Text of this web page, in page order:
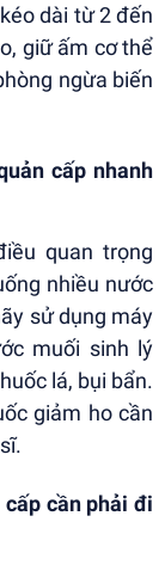
dài từ 2 đến
giữ ấm cơ thể
ngừa biến
cấp nhanh
quan trọng
nhiều nước
sử dụng máy
muối sinh lý
lá, bụi bẩn.
giảm ho cần
cần phải đi